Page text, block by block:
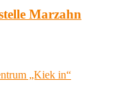
Marzahn
„Kiek in“